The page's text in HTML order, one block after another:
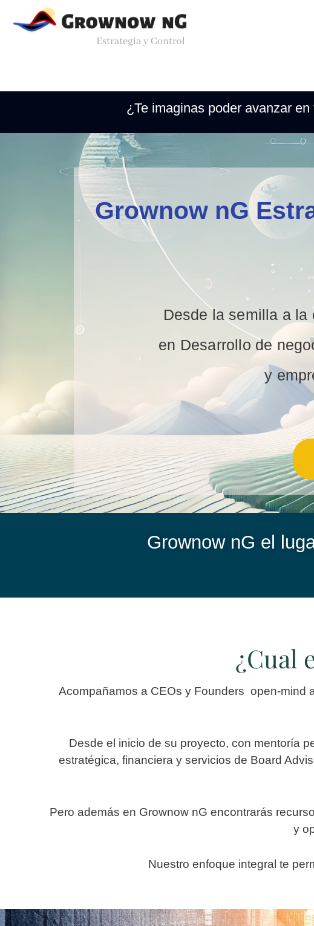
Saltar
¿Te imaginas poder avanzar
Grownow nG
Desde la semilla a
en Desarrollo de
y
Grownow nG el
¿Cual
Acompañamos a CEOs y Founders open-mind
Desde el inicio de su proyecto, con mentoría
estratégica, financiera y servicios de Board
Pero además en Grownow nG encontrarás
y
Nuestro enfoque integral te